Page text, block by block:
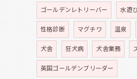
ゴールデンレトリーバー 水遊
性格診断 マグチワ 温泉
犬舎 狂犬病 犬舎業務
英国ゴールデンブリーダー